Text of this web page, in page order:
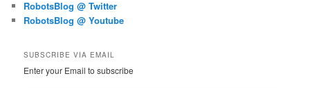
RobotsBlog @ Twitter
RobotsBlog @ Youtube
SUBSCRIBE VIA EMAIL
Enter your Email to subscribe